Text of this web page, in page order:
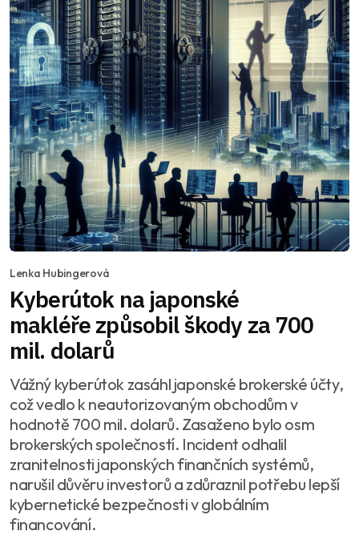
Lenka Hubingerová
Kyberútok na japonské
makléře způsobil škody za 700
mil. dolarů
Vážný kyberútok zasáhl japonské brokerské účty,
což vedlo k neautorizovaným obchodům v
hodnotě 700 mil. dolarů. Zasaženo bylo osm
brokerských společností. Incident odhalil
zranitelnosti japonských finančních systémů,
narušil důvěru investorů a zdůraznil potřebu lepší
kybernetické bezpečnosti v globálním
financování.